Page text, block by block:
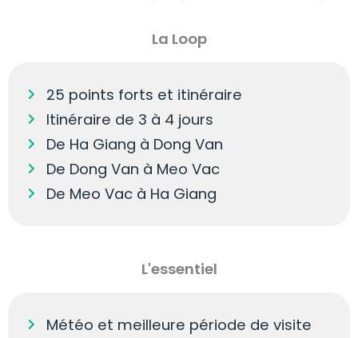
La Loop
25 points forts et itinéraire
Itinéraire de 3 à 4 jours
De Ha Giang à Dong Van
De Dong Van à Meo Vac
De Meo Vac à Ha Giang
L'essentiel
Météo et meilleure période de visite